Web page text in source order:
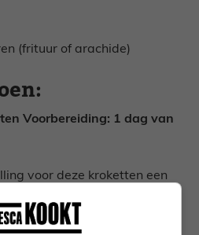
(frituur of arachide)
Voorbereiding: 1 dag van
voor deze kroketten een
het deeg moet namelijk vrij